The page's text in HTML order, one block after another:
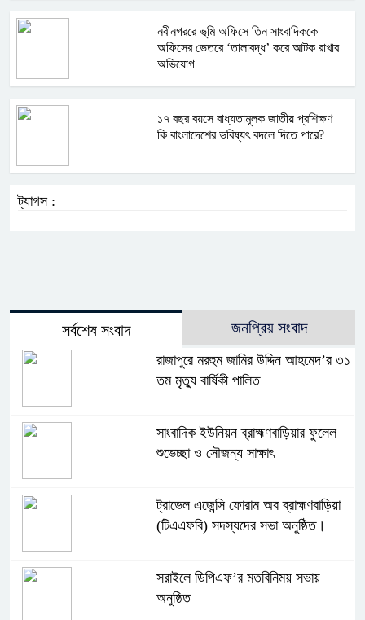
নবীনগররে ভূমি অফিসে তিন সাংবাদিককে
অফিসের ভেতরে ‘তালাবদ্ধ’ করে আটক রাখার
অভিযোগ
১৭ বছর বয়সে বাধ্যতামূলক জাতীয় প্রশিক্ষণ
কি বাংলাদেশের ভবিষ্যৎ বদলে দিতে পারে?
ট্যাগস :
সর্বশেষ সংবাদ জনপ্রিয় সংবাদ
রাজাপুরে মরহুম জামির উদ্দিন আহমেদ’র ৩১
তম মৃত্যু বার্ষিকী পালিত
সাংবাদিক ইউনিয়ন ব্রাহ্মণবাড়িয়ার ফুলেল
শুভেচ্ছা ও সৌজন্য সাক্ষাৎ
ট্রাভেল এজেন্সি ফোরাম অব ব্রাহ্মণবাড়িয়া
(টিএএফবি) সদস্যদের সভা অনুষ্ঠিত।
সরাইলে ডিপিএফ’র মতবিনিময় সভায়
অনুষ্ঠিত